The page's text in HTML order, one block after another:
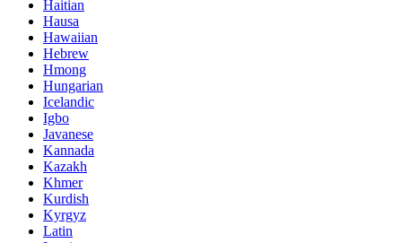
Haitian
Hausa
Hawaiian
Hebrew
Hmong
Hungarian
Icelandic
Igbo
Javanese
Kannada
Kazakh
Khmer
Kurdish
Kyrgyz
Latin